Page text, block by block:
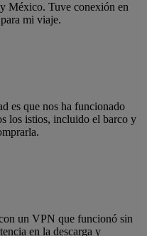
México. Tuve conexión en
mi viaje.
es que nos ha funcionado
los istios, incluido el barco y
un VPN que funcionó sin
en la descarga y